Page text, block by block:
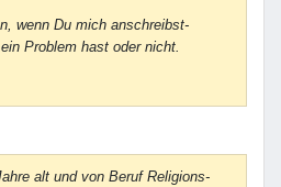
wenn Du mich anschreibst-
Problem hast oder nicht.
alt und von Beruf Religions-